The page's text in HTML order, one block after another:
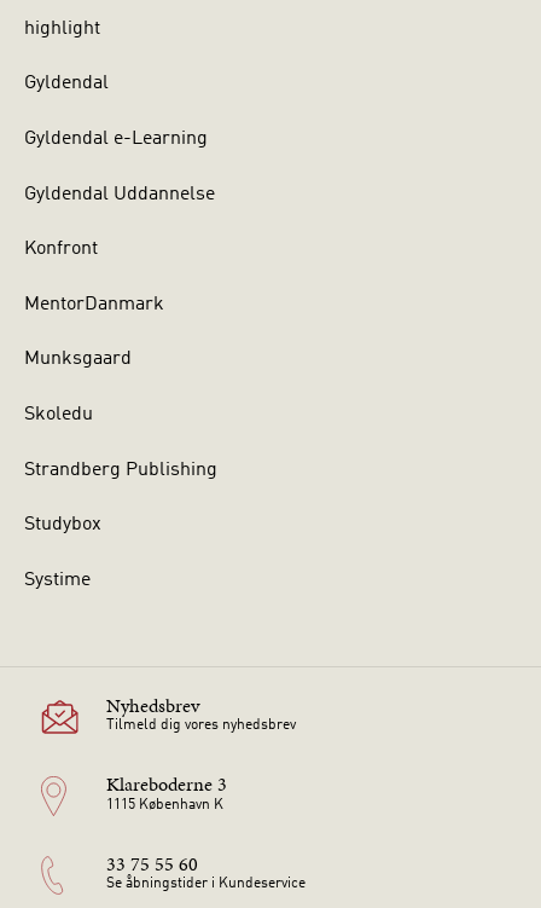
highlight
Gyldendal
Gyldendal e-Learning
Gyldendal Uddannelse
Konfront
MentorDanmark
Munksgaard
Skoledu
Strandberg Publishing
Studybox
Systime
Nyhedsbrev
Tilmeld dig vores nyhedsbrev
Klareboderne 3
1115 København K
33 75 55 60
Se åbningstider i Kundeservice